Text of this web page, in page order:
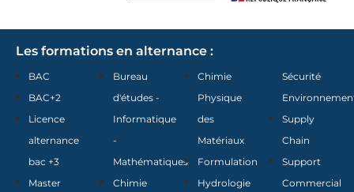
Les formations en alternance :
BAC
BAC+2
Licence
alternance
bac +3
Master
Bureau
d'études -
Informatique
-
Mathématiques
Chimie
Chimie
Physique
des
Matériaux
Formulation
Hydrologie
Sécurité
Supply
Chain
Support
Commercial